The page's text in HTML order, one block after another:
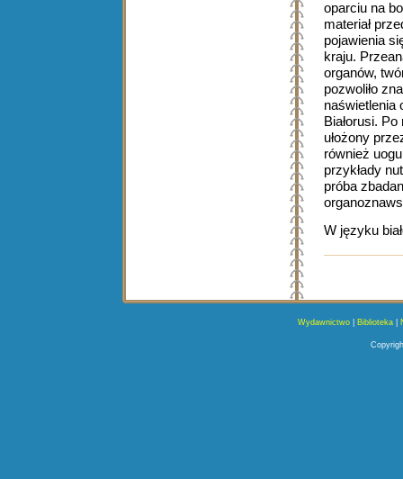
oparciu na
materiał
pojawienia
kraju.
organów,
pozwoliło
naświetlenia
Białorusi.
ułożony
również
przykłady
próba
W języku
Wydawnictwo| Biblioteka|